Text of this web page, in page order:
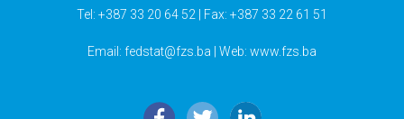
Tel: +387 33 20 64 52 | Fax: +387 33 22 61 51
Email: fedstat@fzs.ba | Web: www.fzs.ba